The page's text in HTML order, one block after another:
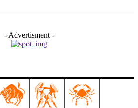
- Advertisment -